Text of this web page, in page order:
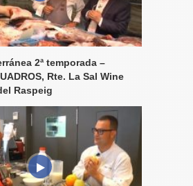
2ª temporada –
Rte. La Sal Wine
Raspeig